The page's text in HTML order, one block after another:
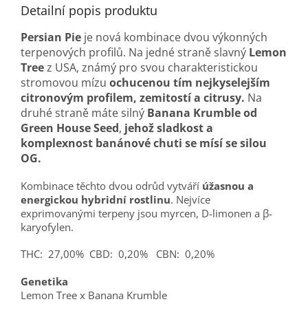
Detailní popis produktu
Persian Pie je nová kombinace dvou výkonných
terpenových profilů. Na jedné straně slavný Lemon
Treez USA, známý pro svou charakteristickou
stromovou mízu ochucenou tím nejkyselejším
citronovým profilem, zemitostí a citrusy. Na
druhé straně máte silný Banana Krumble od
Green House Seed, jehož sladkost a
komplexnost banánové chuti se mísí se silou
OG.
Kombinace těchto dvou odrůd vytváří úžasnou a
energickou hybridní rostlinu. Nejvíce
exprimovanými terpeny jsou myrcen, D-limonen a β-
karyofylen.
THC: 27,00% CBD: 0,20% CBN: 0,20%
Genetika
Lemon Tree x Banana Krumble